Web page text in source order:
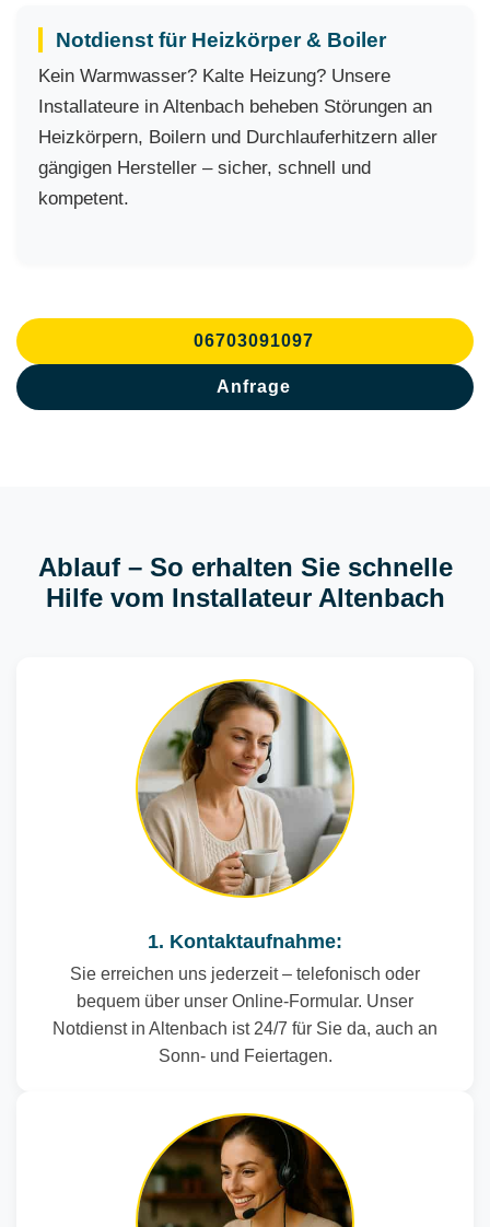
Notdienst für Heizkörper & Boiler
Kein Warmwasser? Kalte Heizung? Unsere
Installateure in Altenbach beheben Störungen an
Heizkörpern, Boilern und Durchlauferhitzern aller
gängigen Hersteller – sicher, schnell und
kompetent.
06703091097
Anfrage
Ablauf – So erhalten Sie schnelle
Hilfe vom Installateur Altenbach
1. Kontaktaufnahme:
Sie erreichen uns jederzeit – telefonisch oder
bequem über unser Online-Formular. Unser
Notdienst in Altenbach ist 24/7 für Sie da, auch an
Sonn- und Feiertagen.